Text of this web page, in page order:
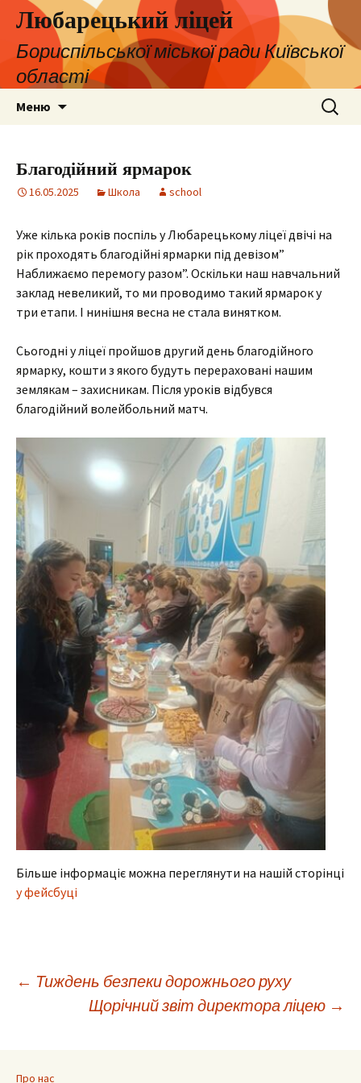
Любарецький ліцей
Бориспільської міської ради Київської
області
Меню Пошук:
Благодійний ярмарок
16.05.2025 Школа school
Уже кілька років поспіль у Любарецькому ліцеї двічі на
рік проходять благодійні ярмарки під девізом”
Наближаємо перемогу разом”. Оскільки наш навчальний
заклад невеликий, то ми проводимо такий ярмарок у
три етапи. І нинішня весна не стала винятком.
Сьогодні у ліцеї пройшов другий день благодійного
ярмарку, кошти з якого будуть перераховані нашим
землякам – захисникам. Після уроків відбувся
благодійний волейбольний матч.
Більше інформаціє можна переглянути на нашій сторінці
у фейсбуці
Навігація
← Тиждень безпеки дорожнього руху
Щорічний звіт директора ліцею →
Про нас